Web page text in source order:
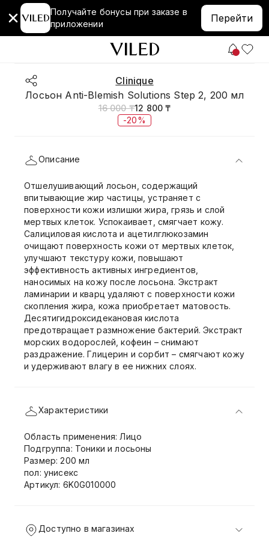
Получайте бонусы при заказе в
приложении
Перейти
Clinique
Лосьон Anti-Blemish Solutions Step 2, 200 мл
16 000 ₸12 800 ₸
-20%
Описание
Отшелушивающий лосьон, содержащий
впитывающие жир частицы, устраняет с
поверхности кожи излишки жира, грязь и слой
мертвых клеток. Успокаивает, смягчает кожу.
Салициловая кислота и ацетилглюкозамин
очищают поверхность кожи от мертвых клеток,
улучшают текстуру кожи, повышают
эффективность активных ингредиентов,
наносимых на кожу после лосьона. Экстракт
ламинарии и кварц удаляют с поверхности кожи
скопления жира, кожа приобретает матовость.
Десятигидроксидекановая кислота
предотвращает размножение бактерий. Экстракт
морских водорослей, кофеин – снимают
раздражение. Глицерин и сорбит – смягчают кожу
и удерживают влагу в ее нижних слоях.
Характеристики
Область применения: Лицо
Подгруппа: Тоники и лосьоны
Размер: 200 мл
пол: унисекс
Артикул: 6K0G010000
Доступно в магазинах